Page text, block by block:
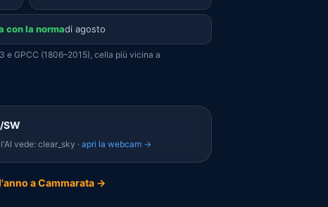
con la normadi agosto
e GPCC (1806–2015), cella più vicina a
SW
vede: clear_sky · apri la webcam →
a Cammarata →